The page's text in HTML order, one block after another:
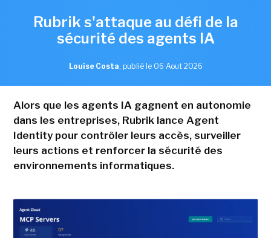
Rubrik s'attaque au défi de la
sécurité des agents IA
Louise Costa, publié le 06 Aout 2026
Alors que les agents IA gagnent en autonomie
dans les entreprises, Rubrik lance Agent
Identity pour contrôler leurs accès, surveiller
leurs actions et renforcer la sécurité des
environnements informatiques.